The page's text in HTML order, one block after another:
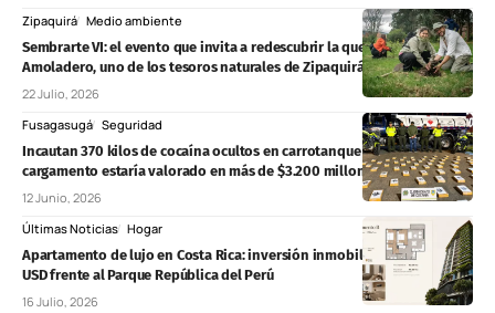
Zipaquirá Medio ambiente
Sembrarte VI: el evento que invita a redescubrir la quebrada El
Amoladero, uno de los tesoros naturales de Zipaquirá
22 Julio, 2026
Fusagasugá Seguridad
Incautan 370 kilos de cocaína ocultos en carrotanque en Fusagasugá:
cargamento estaría valorado en más de $3.200 millones
12 Junio, 2026
Últimas Noticias Hogar
Apartamento de lujo en Costa Rica: inversión inmobiliaria de 319.000
USD frente al Parque República del Perú
16 Julio, 2026